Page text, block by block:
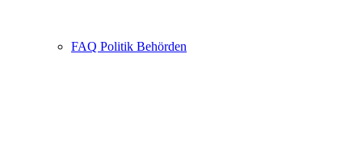
FAQ Politik Behörden